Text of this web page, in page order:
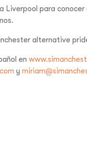
Liverpool para
alternative
en
y